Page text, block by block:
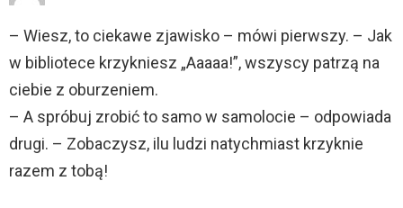
– Wiesz, to ciekawe zjawisko – mówi pierwszy. – Jak
w bibliotece krzykniesz „Aaaaa!”, wszyscy patrzą na
ciebie z oburzeniem.
– A spróbuj zrobić to samo w samolocie – odpowiada
drugi. – Zobaczysz, ilu ludzi natychmiast krzyknie
razem z tobą!